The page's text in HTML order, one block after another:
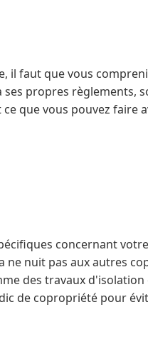
il faut que vous
propres règlements,
que vous pouvez faire
concernant
ne nuit pas aux autres
des travaux
de copropriété pour